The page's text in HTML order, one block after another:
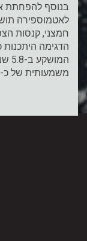
בנוסף להפחתת
לאטמוספירה
הדגימה
משמעותית של כ- 6 אחוזים בשנה.